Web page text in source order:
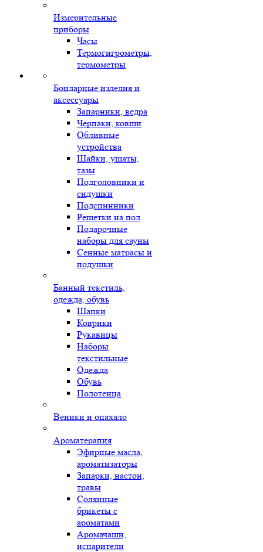
Измерительные
приборы
Часы
Термогигрометры,
термометры
Бондарные изделия и
аксессуары
Запарники, ведра
Черпаки, ковши
Обливные
устройства
Шайки, ушаты,
тазы
Подголовники и
сидушки
Подспинники
Решетки на пол
Подарочные
наборы для сауны
Сенные матрасы и
подушки
Банный текстиль,
одежда, обувь
Шапки
Коврики
Рукавицы
Наборы
текстильные
Одежда
Обувь
Полотенца
Веники и опахало
Ароматерапия
Эфирные масла,
ароматизаторы
Запарки, настои,
травы
Солянные
брикеты с
ароматами
Аромачаши,
испарители